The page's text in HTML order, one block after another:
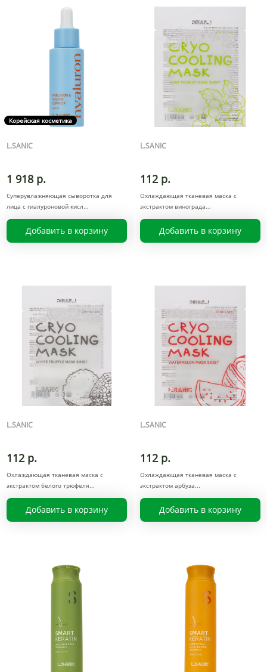
Корейская косметика
L.SANIC
1 918 р.
Суперувлажняющая сыворотка для
лица с гиалуроновой кисл
Добавить в корзину
L.SANIC
112 р.
Охлаждающая тканевая маска с
экстрактом винограда
Добавить в корзину
L.SANIC
112 р.
Охлаждающая тканевая маска с
экстрактом белого трюфеля
Добавить в корзину
L.SANIC
112 р.
Охлаждающая тканевая маска с
экстрактом арбуза
Добавить в корзину